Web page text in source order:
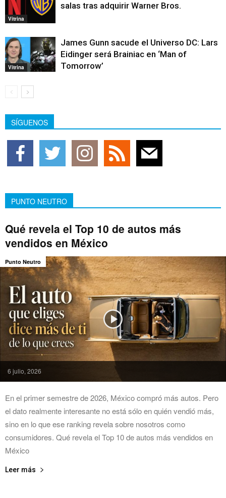
Vitrina
salas tras adquirir Warner Bros.
Vitrina
James Gunn sacude el Universo DC: Lars
Eidinger será Brainiac en ‘Man of
Tomorrow’
SÍGUENOS
PUNTO NEUTRO
Qué revela el Top 10 de autos más
vendidos en México
6 julio, 2026
Punto Neutro
En el primer semestre de 2026, México compró más autos. Pero
el dato realmente interesante no está sólo en quién vendió más,
sino en lo que ese ranking revela sobre nosotros como
consumidores. Qué revela el Top 10 de autos más vendidos en
México
Leer más